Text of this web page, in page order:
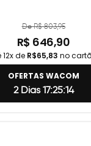
De R$ 803,95
R$ 646,90
12x de R$65,83 no
OFERTAS WACOM
2 Dias 17:25:13